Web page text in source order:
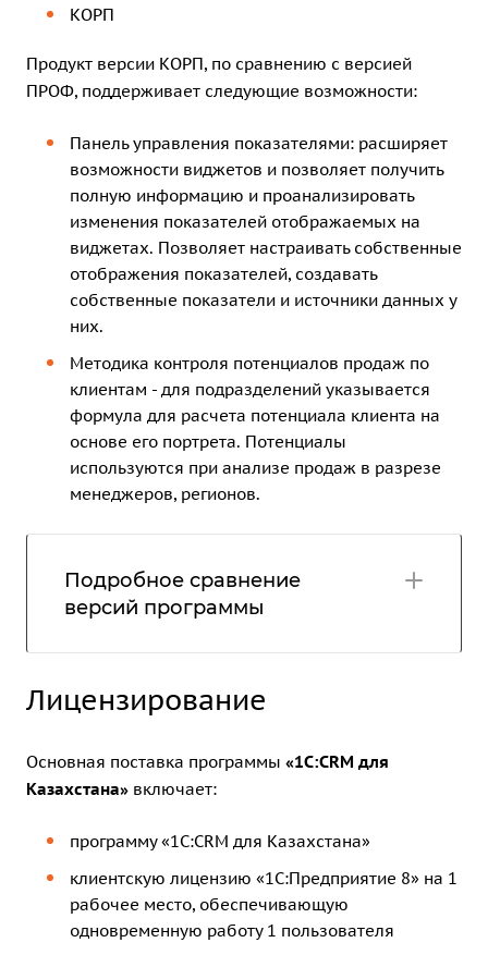
КОРП
Продукт версии КОРП, по сравнению с версией
ПРОФ, поддерживает следующие возможности:
Панель управления показателями: расширяет
возможности виджетов и позволяет получить
полную информацию и проанализировать
изменения показателей отображаемых на
виджетах. Позволяет настраивать собственные
отображения показателей, создавать
собственные показатели и источники данных у
них.
Методика контроля потенциалов продаж по
клиентам - для подразделений указывается
формула для расчета потенциала клиента на
основе его портрета. Потенциалы
используются при анализе продаж в разрезе
менеджеров, регионов.
Подробное сравнение
версий программы
Лицензирование
Основная поставка программы «1С:CRM для
Казахстана» включает:
программу «1С:CRM для Казахстана»
клиентскую лицензию «1С:Предприятие 8» на 1
рабочее место, обеспечивающую
одновременную работу 1 пользователя